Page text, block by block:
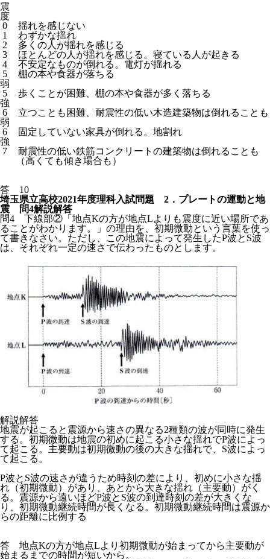
震
度
0
揺れを感じない
1
わずかな揺れ
2
多くの人が揺れを感じる
3
ほとんどの人が揺れを感じる。寝ている人が起きる
4
不安定なものが倒れる。電灯が揺れる
5
弱
棚の本や食器が落ちる
5
強
歩くことが困難、棚の本や食器が多く落ちる
6
弱
立つことも困難、耐震性の低い木造建築物は倒れることも
6
強
固定していない家具が倒れる。地割れ
7
耐震性の低い鉄筋コンクリートの建築物は倒れることも
（高くても傾き場合も）
答 10
埼玉県立高校2021年度理科入試問題 2．プレートの運動と地
震 問4解説解答
問4 下線部②「地点Kの方が地点Lよりも震度に近い場所であ
ることがわかります。」の理由を、初期微動という言葉を使っ
て書きなさい。ただし、この地震によって発生したP波とS波
は、それぞれ一定の速さで伝わったものとします。
解説解答
地震が起こると震源から速さの異なる2種類の波が同時に発生
する。初期微動は地震の初めに起こる小さな揺れでP波によっ
て起こる。主要動は初期微動の後の大きな揺れで、S波によっ
て起こる。
P波とS波の速さが違うため時刻の差により、初めに小さな揺
れ（初期微動）があり、あとから大きな揺れ（主要動）がく
る。震源から遠いほどP波とS波の到達時刻の差が大きくな
り、初期微動継続時間が長くなる。 初期微動継続時間は震源か
らの距離に比例する
答 地点Kの方が地点Lより初期微動が始まってから主要動が
始まるまでの時間が短いから。